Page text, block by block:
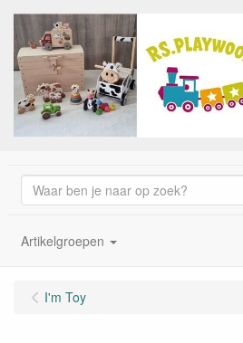
Artikelgroepen
I'm Toy